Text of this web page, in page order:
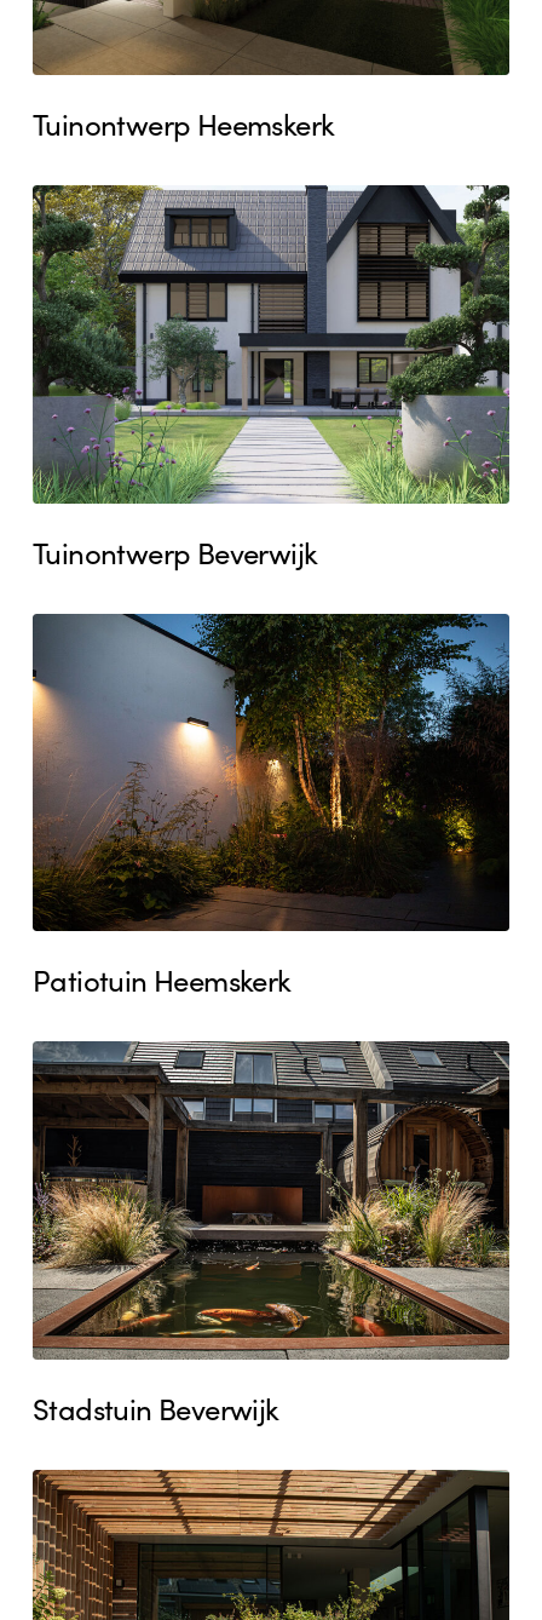
Tuinontwerp Heemskerk
Tuinontwerp
Beverwijk
Tuinontwerp Beverwijk
Patiotuin
Patiotuin Heemskerk
Stadstuin
Beverwijk
Stadstuin Beverwijk
Stadstuin
Heemskerk